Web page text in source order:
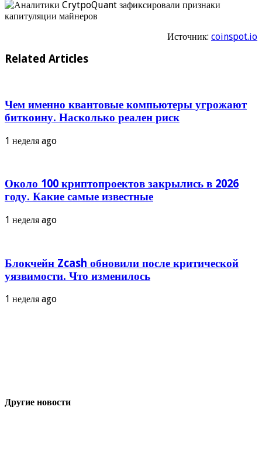
Источник: coinspot.io
Related Articles
Чем именно квантовые компьютеры угрожают
биткоину. Насколько реален риск
1 неделя ago
Около 100 криптопроектов закрылись в 2026
году. Какие самые известные
1 неделя ago
Блокчейн Zcash обновили после критической
уязвимости. Что изменилось
1 неделя ago
Другие новости